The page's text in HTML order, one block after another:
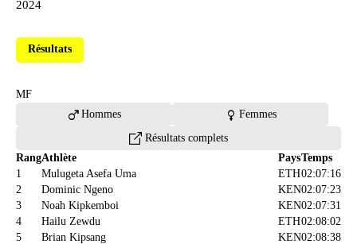
2024
Résultats
MF
maleHommes female Femmes
Résultats complets
RangAthlète PaysTemps
1
Mulugeta Asefa Uma ETH02:07:16
2
Dominic Ngeno KEN02:07:23
3
Noah Kipkemboi KEN02:07:31
4
Hailu Zewdu ETH02:08:02
5
Brian Kipsang KEN02:08:38